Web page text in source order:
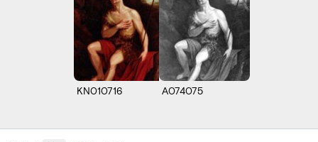
KN010716 A074075